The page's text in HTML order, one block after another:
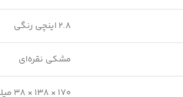
2.8 اینچی رنگی
مشکی نقره‌ای
170 × 138 × 38 میلی‌متر